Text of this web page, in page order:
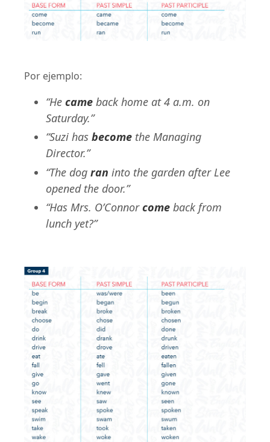
Por ejemplo:
“He came back home at 4 a.m. on
Saturday.”
“Suzi has become the Managing
Director.”
“The dog ran into the garden after Lee
opened the door.”
“Has Mrs. O’Connorcome back from
lunch yet?”